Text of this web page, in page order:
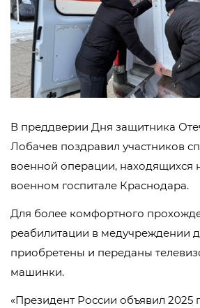
В преддверии Дня защитника
Лобачев поздравил участников
военной операции, находящихся
военном госпитале Краснодара.
Для более комфортного
реабилитации в медучреждении
приобретены и переданы
машинки.
«Президент России объявил 2025